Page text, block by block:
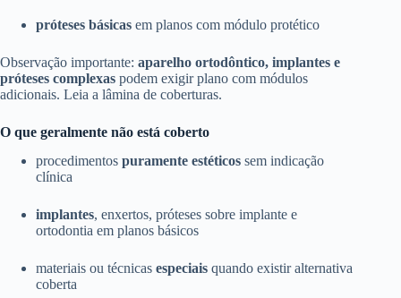
próteses básicas em planos com módulo protético
Observação importante: aparelho ortodôntico, implantes e
próteses complexas podem exigir plano com módulos
adicionais. Leia a lâmina de coberturas.
O que geralmente não está coberto
procedimentos puramente estéticos sem indicação
clínica
implantes, enxertos, próteses sobre implante e
ortodontia em planos básicos
materiais ou técnicas especiais quando existir alternativa
coberta